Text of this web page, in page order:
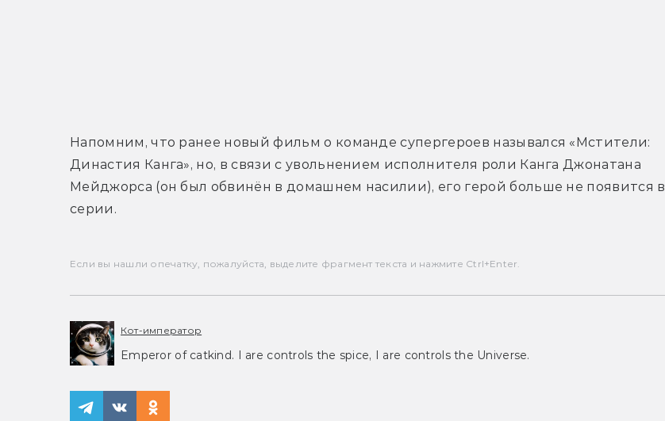
Напомним, что ранее новый фильм о команде супергероев назывался «Мстители:
Династия Канга», но, в связи с увольнением исполнителя роли Канга Джонатана
Мейджорса (он был обвинён в домашнем насилии), его герой больше не появится в
серии.
Если вы нашли опечатку, пожалуйста, выделите фрагмент текста и нажмите Ctrl+Enter.
Кот-император
Emperor of catkind. I are controls the spice, I are controls the Universe.